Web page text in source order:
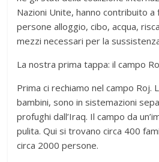
Nazioni Unite, hanno contribuito
persone alloggio, cibo, acqua,
mezzi necessari per la
La nostra prima tappa: il campo
Prima ci rechiamo nel campo Roj.
bambini, sono in sistemazioni
profughi dall’Iraq. Il campo da
pulita. Qui si trovano circa 400
circa 2000 persone.